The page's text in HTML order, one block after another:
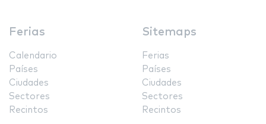
Ferias
Calendario
Países
Ciudades
Sectores
Recintos
Sitemaps
Ferias
Países
Ciudades
Sectores
Recintos